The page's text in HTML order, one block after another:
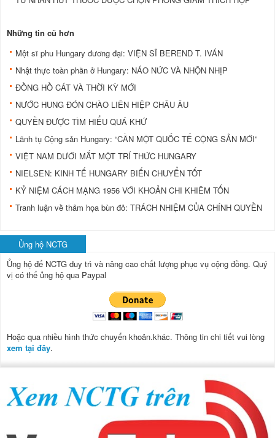
Những tin cũ hơn
Một sĩ phu Hungary đương đại: VIỆN SĨ BEREND T. IVÁN
Nhật thực toàn phần ở Hungary: NÁO NỨC VÀ NHỘN NHỊP
ĐỒNG HỒ CÁT VÀ THỜI KỲ MỚI
NƯỚC HUNG ĐÓN CHÀO LIÊN HIỆP CHÂU ÂU
QUYỀN ĐƯỢC TÌM HIỂU QUÁ KHỨ
Lãnh tụ Cộng sản Hungary: “CẦN MỘT QUỐC TẾ CỘNG SẢN MỚI”
VIỆT NAM DƯỚI MẮT MỘT TRÍ THỨC HUNGARY
NIELSEN: KINH TẾ HUNGARY BIẾN CHUYỂN TỐT
KỶ NIỆM CÁCH MẠNG 1956 VỚI KHOẢN CHI KHIÊM TỐN
Tranh luận về thảm họa bùn đỏ: TRÁCH NHIỆM CỦA CHÍNH QUYỀN
Ủng hộ NCTG
Ủng hộ để NCTG duy trì và nâng cao chất lượng phục vụ cộng đồng. Quý
vị có thể ủng hộ qua Paypal
Hoặc qua nhiều hình thức chuyển khoản.khác. Thông tin chi tiết vui lòng
xem tại đây.